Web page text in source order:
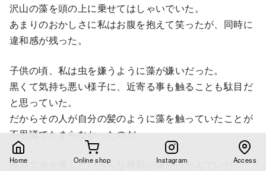
沢山の藻を頭の上に乗せてはしゃいでいた。
あまりのおかしさに私はお腹を抱えて笑ったが、同時に
違和感が残った。
子供の頃、私は虫を嫌うように藻が嫌いだった。
黒くて気持ち悪い様子に、近寄る事も触ることも駄目だ
と思っていた。
だからその人が自分の髪のように藻を触っていたことが
不思議でたまらなかったのだ。
改めて海を覗くといろんな種類の藻が浮かんでいた。
Home Online shop Instagram Access